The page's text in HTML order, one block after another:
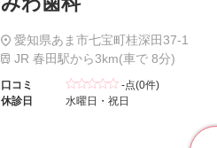
愛知県あま市七宝町桂深田37-1
JR 春田駅から3km(車で 8分)
口コミ
-点(0件)
休診日
水曜日・祝日